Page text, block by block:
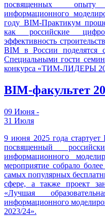
посвященных опыту
информационного
году BIM-Практикум
как российские
эффективность
BIM в России поделятся
Специальными гости
конкурса «ТИМ-ЛИДЕРЫ
BIM-факультет
09 Июня -
31 Июля
9 июня 2025 года
посвященный
информационного
мероприятие собрало
самых популярных
сфере, а также проект
«Лучшая
информационного
2023/24».